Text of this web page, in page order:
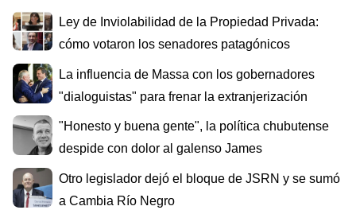
Ley de Inviolabilidad de la Propiedad Privada:
cómo votaron los senadores patagónicos
La influencia de Massa con los gobernadores
"dialoguistas" para frenar la extranjerización
"Honesto y buena gente", la política chubutense
despide con dolor al galenso James
Otro legislador dejó el bloque de JSRN y se sumó
a Cambia Río Negro